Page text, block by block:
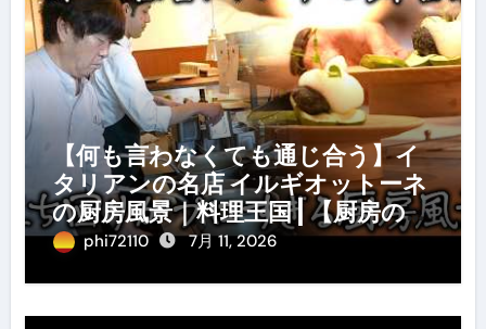
【何も言わなくても通じ合う】イ
タリアンの名店 イルギオットーネ
の厨房風景｜料理王国 | 【厨房の世
界】【イタリアン】【営業風景】
phi72110 7月 11, 2026